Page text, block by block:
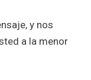
y nos
a la menor